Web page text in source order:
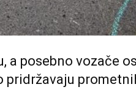
a posebno vozače
pridržavaju